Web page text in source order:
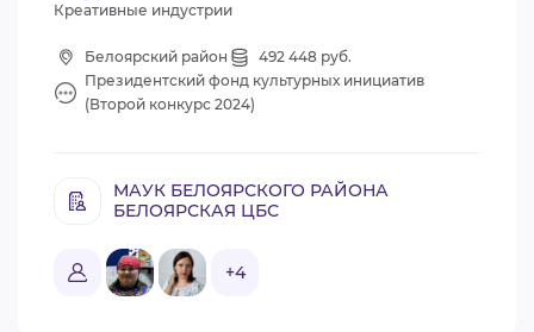
Креативные индустрии
Белоярский район
492 448 руб.
Президентский фонд культурных инициатив
(Второй конкурс 2024)
МАУК БЕЛОЯРСКОГО РАЙОНА
БЕЛОЯРСКАЯ ЦБС
+4